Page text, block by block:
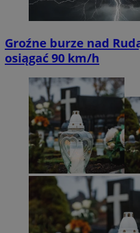
Groźne burze nad
osiągać 90 km/h